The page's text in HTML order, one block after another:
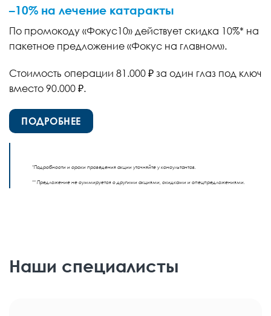
–10% на лечение катаракты
По промокоду «Фокус10» действует скидка 10%* на
пакетное предложение «Фокус на главном».
Стоимость операции 81.000 ₽ за один глаз под ключ
вместо 90.000 ₽.
ПОДРОБНЕЕ
*Подробности и сроки проведения акции уточняйте у консультантов.
** Предложение не суммируется с другими акциями, скидками и спецпредложениями.
Наши специалисты